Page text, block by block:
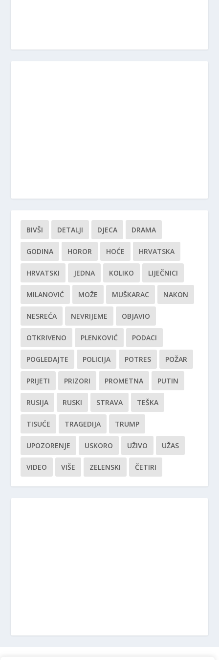
BIVŠI DETALJI DJECA DRAMA
GODINA HOROR HOĆE HRVATSKA
HRVATSKI JEDNA KOLIKO LIJEČNICI
MILANOVIĆ MOŽE MUŠKARAC NAKON
NESREĆA NEVRIJEME OBJAVIO
OTKRIVENO PLENKOVIĆ PODACI
POGLEDAJTE POLICIJA POTRES POŽAR
PRIJETI PRIZORI PROMETNA PUTIN
RUSIJA RUSKI STRAVA TEŠKA
TISUĆE TRAGEDIJA TRUMP
UPOZORENJE USKORO UŽIVO UŽAS
VIDEO VIŠE ZELENSKI ČETIRI